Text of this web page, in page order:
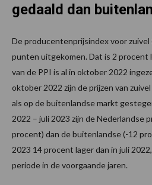
gedaald dan
De producentenprijsindex voor zuivel
punten uitgekomen. Dat is 2 procent
van de PPI is al in oktober 2022
oktober 2022 zijn de prijzen van
als op de buitenlandse markt
2022 – juli 2023 zijn de Nederlandse
procent) dan de buitenlandse (-12
2023 14 procent lager dan in juli
periode in de voorgaande jaren.